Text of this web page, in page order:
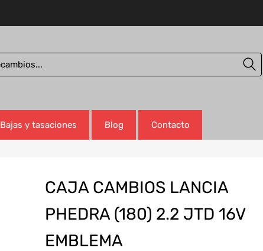
Bajas y tasaciones Blog Contacto
CAJA CAMBIOS LANCIA
PHEDRA (180) 2.2 JTD 16V
EMBLEMA